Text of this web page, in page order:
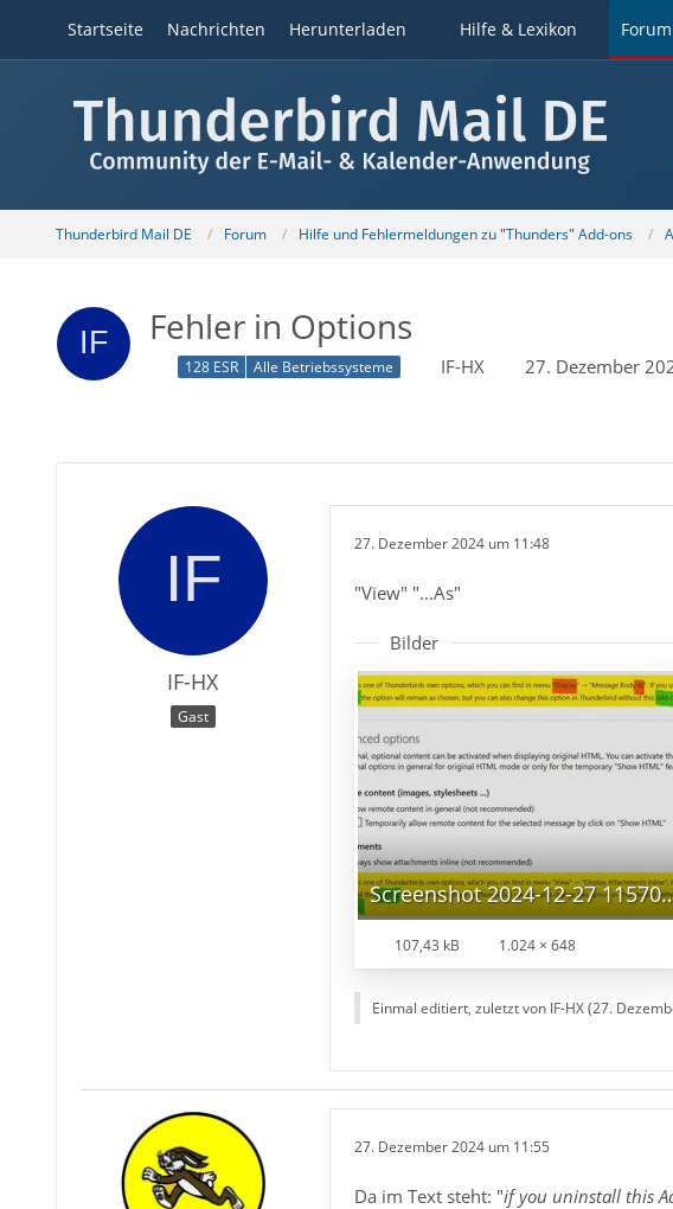
Startseite Nachrichten Herunterladen Hilfe & Lexikon Forum
Thunderbird Mail DE Forum Hilfe und Fehlermeldungen zu "Thunders" Add-ons
Fehler in Options
128 ESR Alle Betriebssysteme IF-HX 27. Dezember
IF-HX
Gast
27. Dezember 2024 um 11:48
"View" "...As"
Bilder
Screenshot 2024-12-27
107,43 kB 1.024 × 648
Einmal editiert, zuletzt von IF-HX (27.
27. Dezember 2024 um 11:55
Da im Text steht: "if you uninstall this